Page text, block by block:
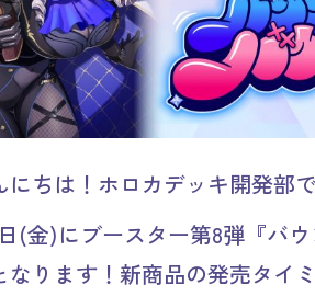
にちは！ホロカデッキ開発部
(金)にブースター第8弾『バ
なります！新商品の発売タイ